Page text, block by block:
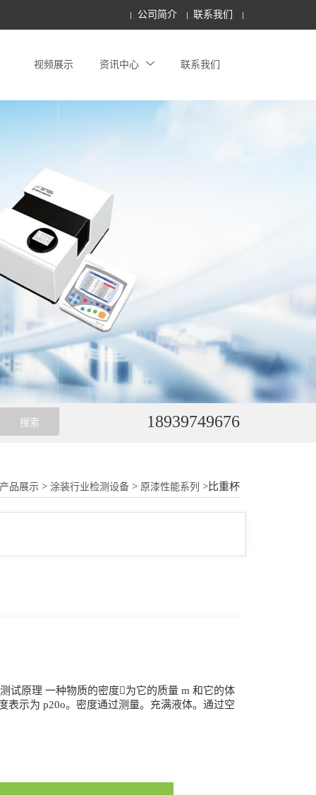
公司简介 联系我们
视频展示 资讯中心 联系我们
18939749676
产品展示 >涂装行业检测设备 > 原漆性能系列 >比重杯
试原理 一种物质的密度为它的质量 m 和它的体
表示为 p20o。密度通过测量。充满液体。通过空